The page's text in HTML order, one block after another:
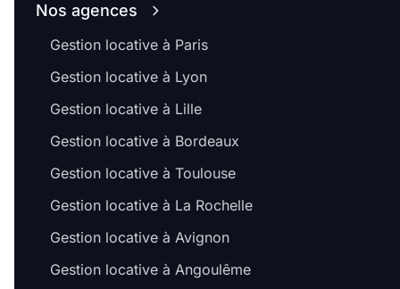
Nos agences
Gestion locative à Paris
Gestion locative à Lyon
Gestion locative à Lille
Gestion locative à Bordeaux
Gestion locative à Toulouse
Gestion locative à La Rochelle
Gestion locative à Avignon
Gestion locative à Angoulême